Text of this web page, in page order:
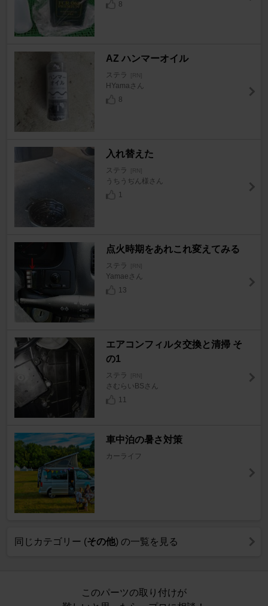
8
AZ ハンマーオイル
ステラ [RN]
HYamaさん
8
入れ替えた
ステラ [RN]
うちうぢん様さん
1
点火時期をあれこれ変えてみる
ステラ [RN]
Yamaeさん
13
エアコンフィルタ交換と清掃 そ
の1
ステラ [RN]
さむらいBSさん
11
車中泊の暑さ対策
カーライフ
同じカテゴリー (その他) の一覧を見る
このパーツの取り付けが